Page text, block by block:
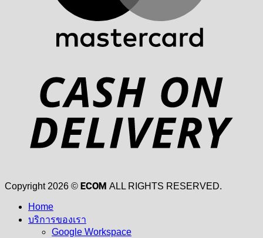
Copyright 2026 © ECOM ALL RIGHTS RESERVED.
Home
บริการของเรา
Google Workspace